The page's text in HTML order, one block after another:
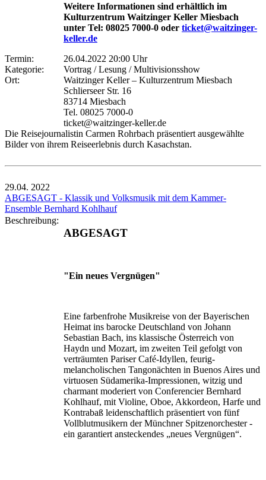
Weitere Informationen sind erhältlich im
Kulturzentrum Waitzinger Keller Miesbach
unter Tel: 08025 7000-0 oder ticket@waitzinger-
keller.de
Termin:
26.04.2022 20:00 Uhr
Kategorie:
Vortrag / Lesung / Multivisionsshow
Ort:
Waitzinger Keller – Kulturzentrum Miesbach
Schlierseer Str. 16
83714 Miesbach
Tel. 08025 7000-0
ticket@waitzinger-keller.de
Die Reisejournalistin Carmen Rohrbach präsentiert ausgewählte
Bilder von ihrem Reiseerlebnis durch Kasachstan.
29.04. 2022
ABGESAGT - Klassik und Volksmusik mit dem Kammer-
Ensemble Bernhard Kohlhauf
Beschreibung:
ABGESAGT
"Ein neues Vergnügen"
Eine farbenfrohe Musikreise von der Bayerischen
Heimat ins barocke Deutschland von Johann
Sebastian Bach, ins klassische Österreich von
Haydn und Mozart, im zweiten Teil gefolgt von
verträumten Pariser Café-Idyllen, feurig-
melancholischen Tangonächten in Buenos Aires und
virtuosen Südamerika-Impressionen, witzig und
charmant moderiert von Conferencier Bernhard
Kohlhauf, mit Violine, Oboe, Akkordeon, Harfe und
Kontrabaß leidenschaftlich präsentiert von fünf
Vollblutmusikern der Münchner Spitzenorchester -
ein garantiert ansteckendes „neues Vergnügen“.